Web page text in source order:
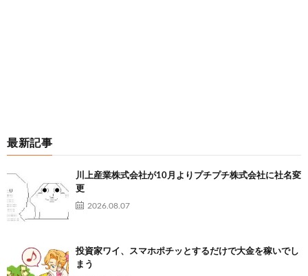
最新記事
川上産業株式会社が10月よりプチプチ株式会社に社名変
更
2026.08.07
投資家ワイ、スマホポチッとするだけで大金を稼いでし
まう